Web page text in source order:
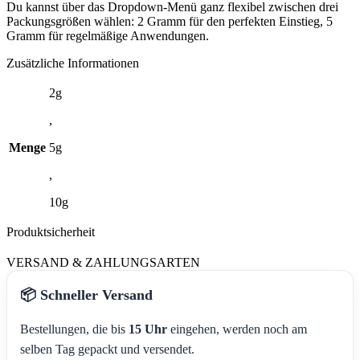
Du kannst über das Dropdown-Menü ganz flexibel zwischen drei
Packungsgrößen wählen: 2 Gramm für den perfekten Einstieg, 5
Gramm für regelmäßige Anwendungen.
Zusätzliche Informationen
Menge
2g
,
5g
,
10g
Produktsicherheit
VERSAND & ZAHLUNGSARTEN
📦 Schneller Versand
Bestellungen, die bis 15 Uhr eingehen, werden noch am
selben Tag gepackt und versendet.